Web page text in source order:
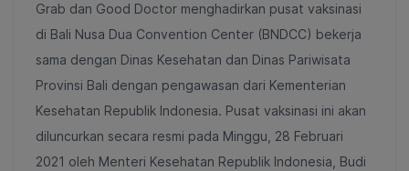
Grab dan Good Doctor menghadirkan pusat vaksinasi
di Bali Nusa Dua Convention Center (BNDCC) bekerja
sama dengan Dinas Kesehatan dan Dinas Pariwisata
Provinsi Bali dengan pengawasan dari Kementerian
Kesehatan Republik Indonesia. Pusat vaksinasi ini akan
diluncurkan secara resmi pada Minggu, 28 Februari
2021 oleh Menteri Kesehatan Republik Indonesia, Budi